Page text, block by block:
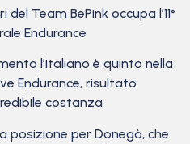
Team BePink occupa l’11°
Endurance
l’italiano è quinto nella
Endurance, risultato
costanza
posizione per Donegà, che